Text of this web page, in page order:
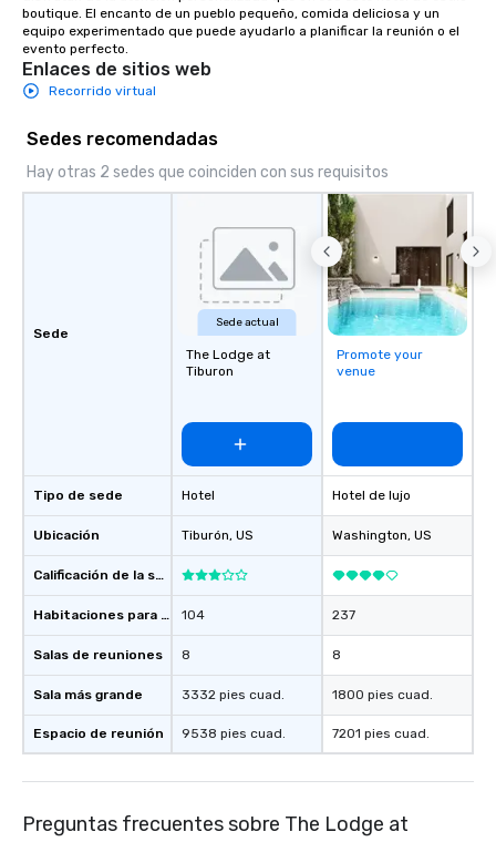
boutique. El encanto de un pueblo pequeño, comida deliciosa y un
equipo experimentado que puede ayudarlo a planificar la reunión o el
evento perfecto.
Enlaces de sitios web
Recorrido virtual
Sedes recomendadas
Hay otras 2 sedes que coinciden con sus requisitos
Sede
Tipo de sede
Ubicación
Calificación de la sede
Habitaciones para huéspedes
Salas de reuniones
Sala más grande
Espacio de reunión
Sede actual
The Lodge at
Tiburon
Hotel
Tiburón, US
104
8
3332 pies cuad.
9538 pies cuad.
Promote your
venue
Hotel de lujo
Washington, US
237
8
1800 pies cuad.
7201 pies cuad.
Preguntas frecuentes sobre The Lodge at